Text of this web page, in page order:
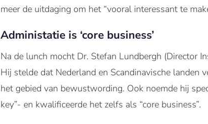
meer de uitdaging om het “vooral interessant te
Administatie is ‘core business’
Na de lunch mocht Dr. Stefan Lundbergh (Director
Hij stelde dat Nederland en Scandinavische landen
het gebied van bewustwording. Ook noemde hij
key”- en kwalificeerde het zelfs als “core business”.